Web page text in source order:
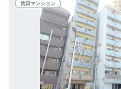
賃貸マンション